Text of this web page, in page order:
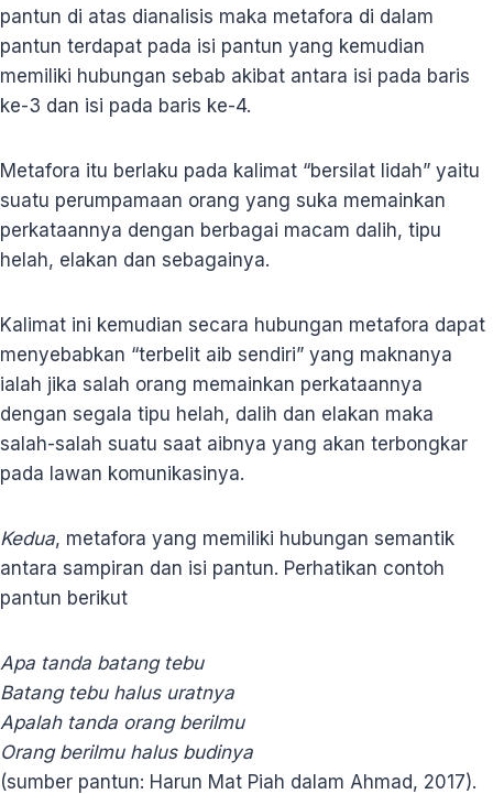
pantun di atas dianalisis maka metafora di dalam
pantun terdapat pada isi pantun yang kemudian
memiliki hubungan sebab akibat antara isi pada baris
ke-3 dan isi pada baris ke-4.
Metafora itu berlaku pada kalimat “bersilat lidah” yaitu
suatu perumpamaan orang yang suka memainkan
perkataannya dengan berbagai macam dalih, tipu
helah, elakan dan sebagainya.
Kalimat ini kemudian secara hubungan metafora dapat
menyebabkan “terbelit aib sendiri” yang maknanya
ialah jika salah orang memainkan perkataannya
dengan segala tipu helah, dalih dan elakan maka
salah-salah suatu saat aibnya yang akan terbongkar
pada lawan komunikasinya.
Kedua, metafora yang memiliki hubungan semantik
antara sampiran dan isi pantun. Perhatikan contoh
pantun berikut
Apa tanda batang tebu
Batang tebu halus uratnya
Apalah tanda orang berilmu
Orang berilmu halus budinya
(sumber pantun: Harun Mat Piah dalam Ahmad, 2017).